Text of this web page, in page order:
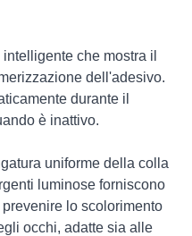
che mostra il
dell'adesivo.
durante il
è inattivo.
uniforme della colla
luminose forniscono
lo scolorimento
occhi, adatte sia alle